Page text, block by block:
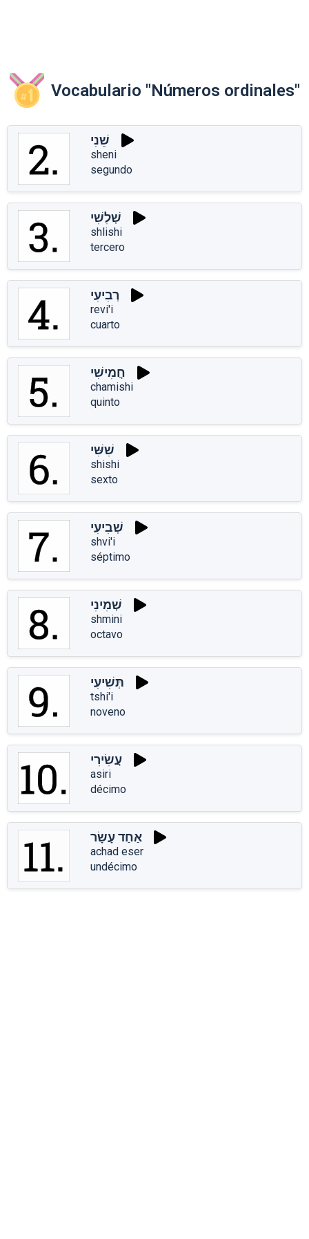
Vocabulario "Números ordinales"
שֵׁנִי
sheni
segundo
שְׁלִשִׁי
shlishi
tercero
רְבִיעִי
revi'i
cuarto
חֲמִישִׁי
chamishi
quinto
שִׁשִּׁי
shishi
sexto
שְׁבִיעִי
shvi'i
séptimo
שְׁמִינִי
shmini
octavo
תְּשִׁיעִי
tshi'i
noveno
עֲשִׂירִי
asiri
décimo
אַחַד עָשָׂר
achad eser
undécimo